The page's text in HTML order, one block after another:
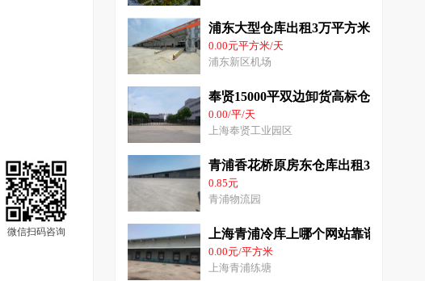
微信扫码咨询
浦东大型仓库出租3万平方米适合仓
0.00元平方米/天
浦东新区机场
奉贤15000平双边卸货高标仓库出租
0.00/平/天
上海奉贤工业园区
青浦香花桥原房东仓库出租30000平
0.85元
青浦物流园
上海青浦冷库上哪个网站靠谱 青浦
0.00元/平方米
上海青浦练塘